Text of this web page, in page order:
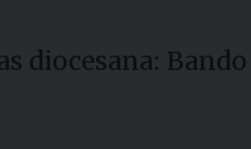
diocesana: